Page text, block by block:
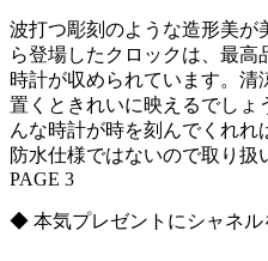
波打つ彫刻のような造形美が
ら登場したクロックは、最
時計が収められています。清
置くときれいに映えるでしょ
んな時計が時を刻んでくれれ
防水仕様ではないので取り扱
PAGE 3
◆ 本気プレゼントにシャネ